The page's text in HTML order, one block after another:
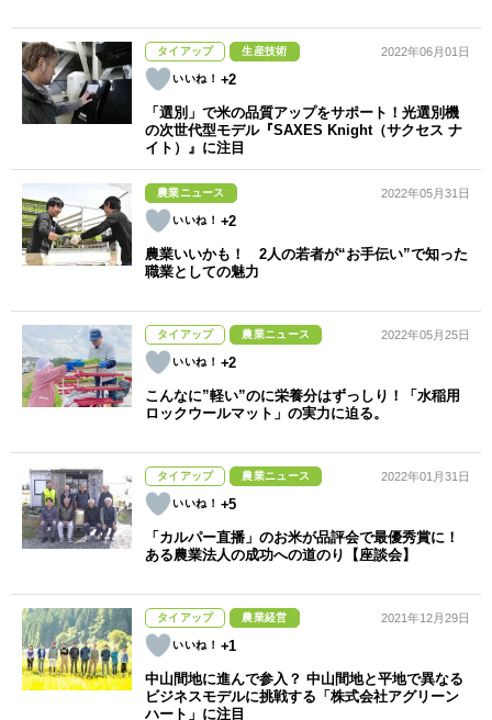
タイアップ 生産技術
+2
2022年06月01日
「選別」で米の品質アップをサポート！光選別機
の次世代型モデル『SAXES Knight（サクセス ナ
イト）』に注目
農業ニュース
+2
2022年05月31日
農業いいかも！ 2人の若者が“お手伝い”で知った
職業としての魅力
タイアップ 農業ニュース
+2
2022年05月25日
こんなに”軽い”のに栄養分はずっしり！「水稲用
ロックウールマット」の実力に迫る。
タイアップ 農業ニュース
+5
2022年01月31日
「カルパー直播」のお米が品評会で最優秀賞に！
ある農業法人の成功への道のり【座談会】
タイアップ 農業経営
+1
2021年12月29日
中山間地に進んで参入？ 中山間地と平地で異なる
ビジネスモデルに挑戦する「株式会社アグリーン
ハート」に注目